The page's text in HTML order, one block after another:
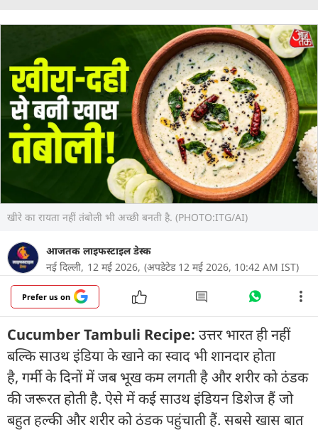
खीरे का रायता नहीं तंबोली भी अच्छी बनती है. (PHOTO:ITG/AI)
आजतक लाइफस्टाइल डेस्क
नई दिल्ली, 12 मई 2026, (अपडेटेड 12 मई 2026, 10:42 AM IST)
Prefer us on
Cucumber Tambuli Recipe: उत्तर भारत ही नहीं
बल्कि साउथ इंडिया के खाने का स्वाद भी शानदार होता
है, गर्मी के दिनों में जब भूख कम लगती है और शरीर को ठंडक
की जरूरत होती है. ऐसे में कई साउथ इंडियन डिशेज हैं जो
बहुत हल्की और शरीर को ठंडक पहुंचाती हैं. सबसे खास बात